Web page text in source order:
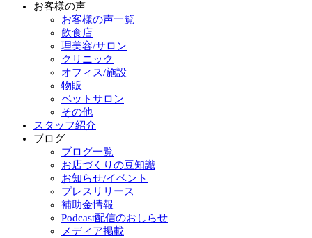
お客様の声
お客様の声一覧
飲食店
理美容/サロン
クリニック
オフィス/施設
物販
ペットサロン
その他
スタッフ紹介
ブログ
ブログ一覧
お店づくりの豆知識
お知らせ/イベント
プレスリリース
補助金情報
Podcast配信のおしらせ
メディア掲載